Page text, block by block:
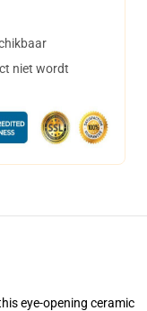
niet wordt
eye-opening ceramic